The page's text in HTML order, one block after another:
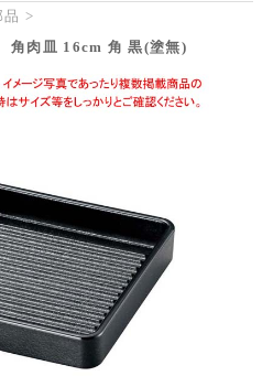
角肉皿 16cm 角 黒(塗無)